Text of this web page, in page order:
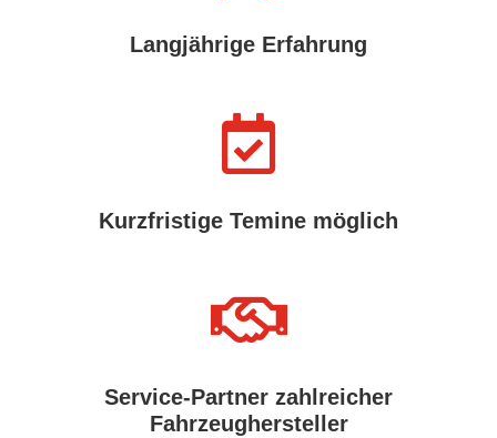
Langjährige Erfahrung

Kurzfristige Temine möglich

Service-Partner zahlreicher
Fahrzeughersteller